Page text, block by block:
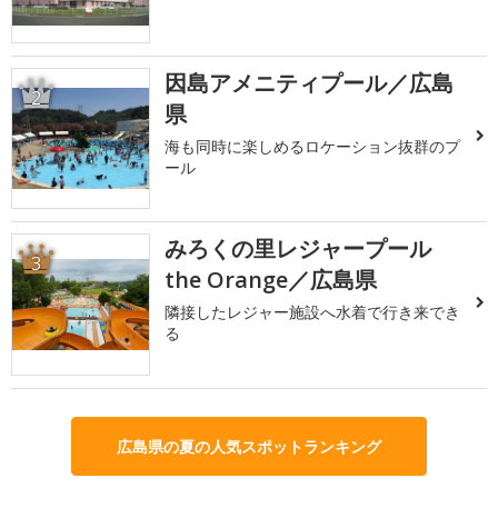
2
因島アメニティプール／広島
県
海も同時に楽しめるロケーション抜群のプ
ール
3
みろくの里レジャープール
the Orange／広島県
隣接したレジャー施設へ水着で行き来でき
る
広島県の夏の人気スポットランキング